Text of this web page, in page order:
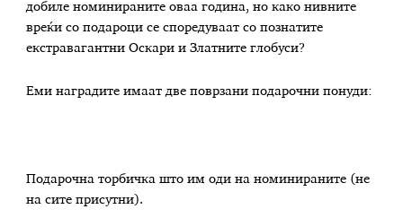
добиле номинираните оваа година, но како нивните
вреќи со подароци се споредуваат со познатите
екстравагантни Оскари и Златните глобуси?
Еми наградите имаат две поврзани подарочни понуди:
Подарочна торбичка што им оди на номинираните (не
на сите присутни).